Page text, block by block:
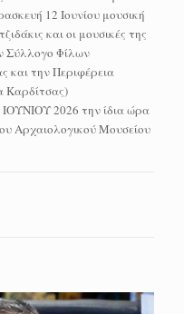
12 Ιουνίου μουσική
και οι μουσικές της
Σύλλογο Φίλων
και την Περιφέρεια
Καρδίτσας)
2026 την ίδια ώρα
Αρχαιολογικού Μουσείου